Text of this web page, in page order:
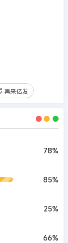
再来亿发
78%
85%
25%
66%